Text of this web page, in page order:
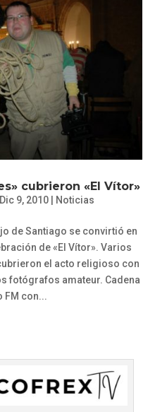
cubrieron «El Vítor»
Dic 9, 2010 Noticias
de Santiago se convirtió en
de «El Vítor». Varios
el acto religioso con
fotógrafos amateur. Cadena
FM con...